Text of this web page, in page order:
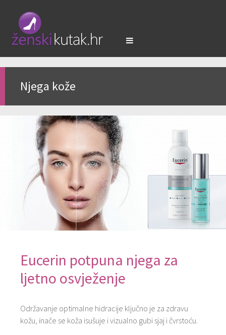
Njega kože
Eucerin potpuna njega za
ljetno osvježenje
Održavanje optimalne hidracije ključno je za zdravu
kožu, inače se koža isušuje i vizualno gubi sjaj i čvrstoću.